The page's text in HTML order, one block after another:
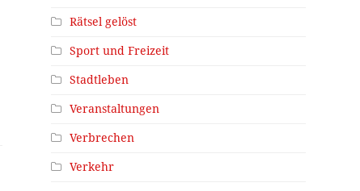
Rätsel gelöst
Sport und Freizeit
Stadtleben
Veranstaltungen
Verbrechen
Verkehr